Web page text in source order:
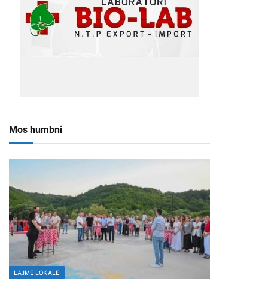
Mos humbni
LAJME LOKALE